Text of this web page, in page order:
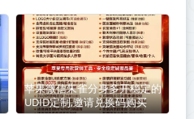
苹果微信朱雀分身多开稳定的
UDID定制,邀请兑换码购买